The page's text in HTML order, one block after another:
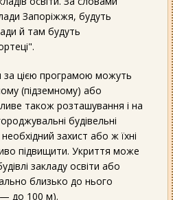
Запоріжжя, будуть
й там будуть
за цією програмою можуть
(підземному) або
також розташування і на
будівельні
захист або ж їхні
підвищити. Укриття може
закладу освіти або
близько до нього
— до 100 м).